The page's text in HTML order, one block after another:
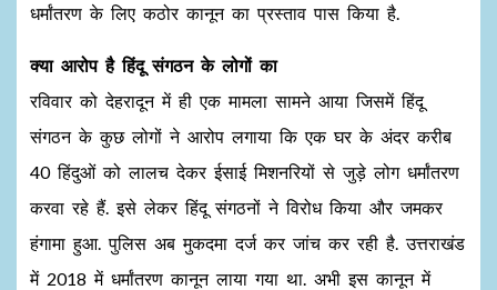
धर्मांतरण के लिए कठोर कानून का प्रस्ताव पास किया है.
क्या आरोप है हिंदू संगठन के लोगों का
रविवार को देहरादून में ही एक मामला सामने आया जिसमें हिंदू
संगठन के कुछ लोगों ने आरोप लगाया कि एक घर के अंदर करीब
40 हिंदुओं को लालच देकर ईसाई मिशनरियों से जुड़े लोग धर्मांतरण
करवा रहे हैं. इसे लेकर हिंदू संगठनों ने विरोध किया और जमकर
हंगामा हुआ. पुलिस अब मुकदमा दर्ज कर जांच कर रही है. उत्तराखंड
में 2018 में धर्मांतरण कानून लाया गया था. अभी इस कानून में